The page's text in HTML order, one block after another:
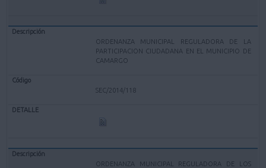
ORDENANZA MUNICIPAL REGULADORA DE LA
PARTICIPACION CIUDADANA EN EL MUNICIPIO DE
CAMARGO
SEC/2014/118
ORDENANZA MUNICIPAL REGULADORA DE LOS